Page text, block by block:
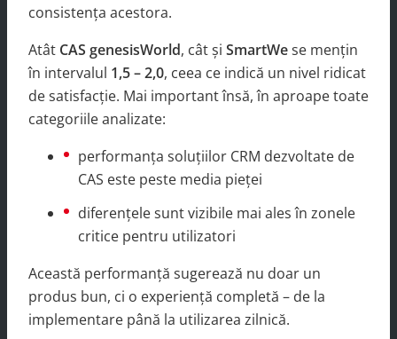
consistența acestora.
Atât CAS genesisWorld, cât și SmartWese mențin
în intervalul 1,5 – 2,0, ceea ce indică un nivel ridicat
de satisfacție. Mai important însă, în aproape toate
categoriile analizate:
performanța soluțiilor CRM dezvoltate de
CAS este peste media pieței
diferențele sunt vizibile mai ales în zonele
critice pentru utilizatori
Această performanță sugerează nu doar un
produs bun, ci o experiență completă – de la
implementare până la utilizarea zilnică.